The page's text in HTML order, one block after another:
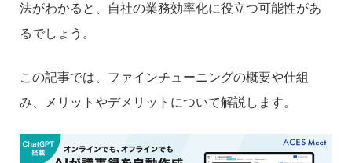
法がわかると、自社の業務効率化に役立つ可能性があ
るでしょう。
この記事では、ファインチューニングの概要や仕組
み、メリットやデメリットについて解説します。